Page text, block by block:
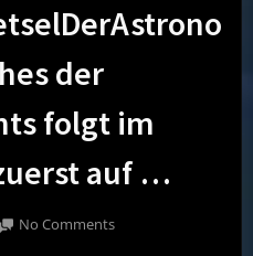
der
folgt im
auf …
No Commentson